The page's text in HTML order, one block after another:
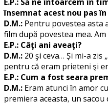
însemnat acest nou pas
D.M.: Pentru povestea asta
film după povestea mea.
E.P.: Câţi ani aveaţi?
D.M.: 20 şi ceva… Și mi-a
pentru că eram prieteni şi
E.P.: Cum a fost seara
D.M.: Eram atunci în amor
premiera aceasta, un